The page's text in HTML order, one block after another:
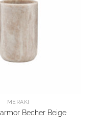
MERAKI
Becher Beige